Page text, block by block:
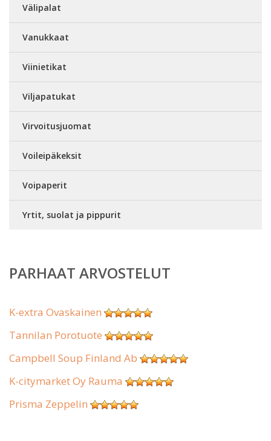
Välipalat
Vanukkaat
Viinietikat
Viljapatukat
Virvoitusjuomat
Voileipäkeksit
Voipaperit
Yrtit, suolat ja pippurit
PARHAAT ARVOSTELUT
K-extra Ovaskainen
Tannilan Porotuote
Campbell Soup Finland Ab
K-citymarket Oy Rauma
Prisma Zeppelin